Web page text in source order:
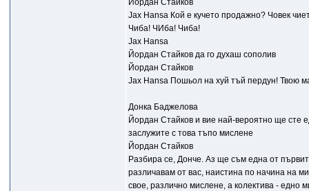
Йордан Стайков
Jax Hansa Кой е кучето продажно? Човек
Чиба! ЧИба! Чиба!
Jax Hansa
Йордан Стайков да го духаш сополив
Йордан Стайков
Jax Hansa Пошьол на хуй тъй пердун! Твою
Донка Баджелова
Йордан Стайков и вие най-вероятно ще сте
заслужите с това тъпо мислене
Йордан Стайков
Разбира се, Донче. Аз ще съм една от
различавам от вас, наистина по начина на
свое, различно мислене, а колектива -